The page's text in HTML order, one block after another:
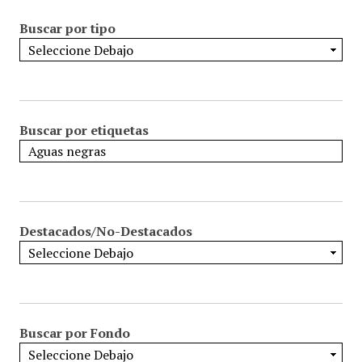
Buscar por tipo
Buscar por etiquetas
Destacados/No-Destacados
Buscar por Fondo